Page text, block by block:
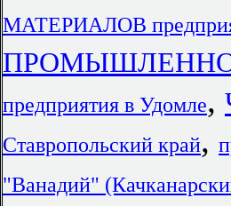
МАТЕРИАЛОВ
предприятия в Удомле,
Ставропольский край,
"Ванадий"